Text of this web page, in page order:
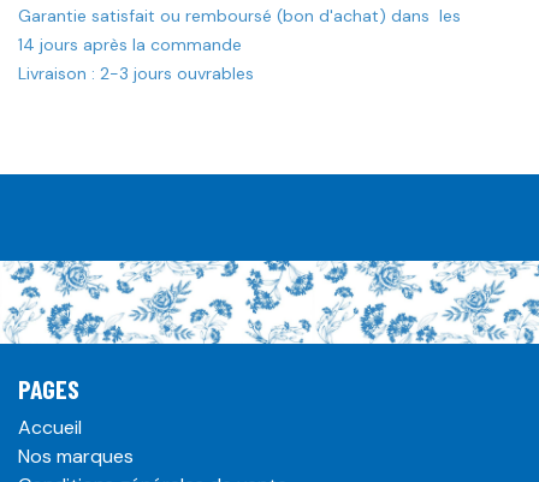
Garantie satisfait ou remboursé (bon d'achat) dans les
14 jours après la commande
Livraison : 2-3 jours ouvrables
PAGES
Accueil
Nos marques